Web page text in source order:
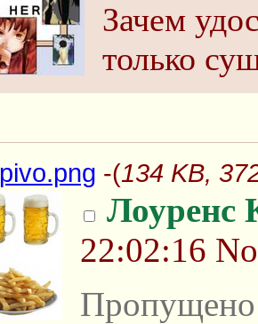
Зачем
только
-(134 KB,
Лоуренс
22:02:16
Пропущено